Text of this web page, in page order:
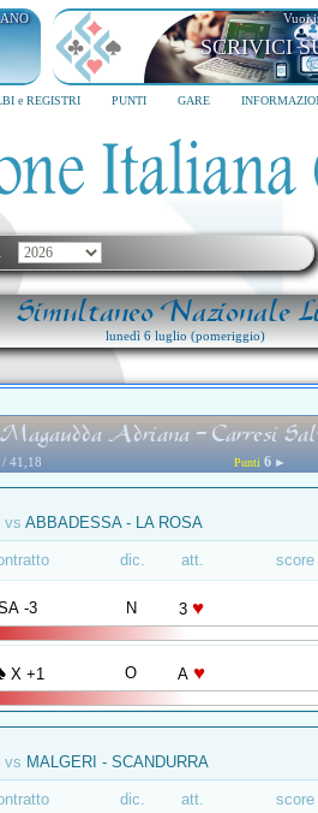
Vuoi
SCRIVICI
e REGISTRI PUNTI GARE
Simultaneo Nazionale
lunedì 6 luglio (pomeriggio)
Magaudda Adriana - Carresi
/ 41,18 Punti 6 ►
vs ABBADESSA - LA ROSA
dic. att. score
-3 N 3 ♥
X +1 O A ♥
vs MALGERI - SCANDURRA
dic. att. score